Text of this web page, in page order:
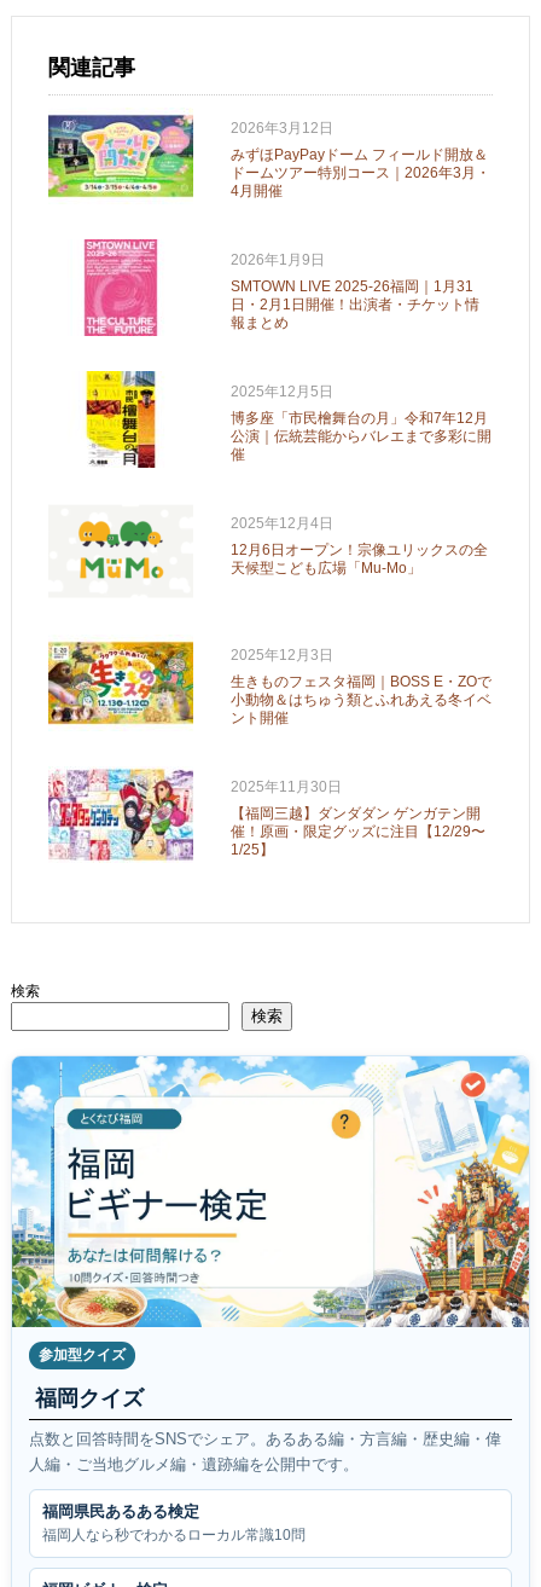
関連記事
2026年3月12日
みずほPayPayドーム フィールド開放＆
ドームツアー特別コース｜2026年3月・
4月開催
2026年1月9日
SMTOWN LIVE 2025-26福岡｜1月31
日・2月1日開催！出演者・チケット情
報まとめ
2025年12月5日
博多座「市民檜舞台の月」令和7年12月
公演｜伝統芸能からバレエまで多彩に開
催
2025年12月4日
12月6日オープン！宗像ユリックスの全
天候型こども広場「Mu-Mo」
2025年12月3日
生きものフェスタ福岡｜BOSS E・ZOで
小動物＆はちゅう類とふれあえる冬イベ
ント開催
2025年11月30日
【福岡三越】ダンダダン ゲンガテン開
催！原画・限定グッズに注目【12/29〜
1/25】
検索
検索
参加型クイズ
福岡クイズ
点数と回答時間をSNSでシェア。あるある編・方言編・歴史編・偉
人編・ご当地グルメ編・遺跡編を公開中です。
福岡県民あるある検定
福岡人なら秒でわかるローカル常識10問